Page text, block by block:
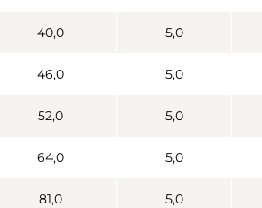
40,0 5,0
46,0 5,0
52,0 5,0
64,0 5,0
81,0 5,0